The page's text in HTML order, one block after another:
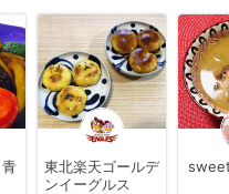
東北楽天ゴールデ
ンイーグルス